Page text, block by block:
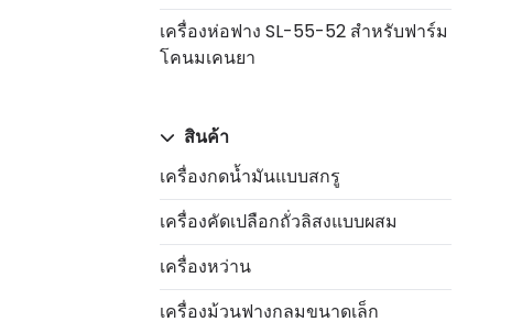
เครื่องห่อฟาง SL-55-52 สำหรับฟาร์ม
โคนมเคนยา
สินค้า
เครื่องกดน้ำมันแบบสกรู
เครื่องคัดเปลือกถั่วลิสงแบบผสม
เครื่องหว่าน
เครื่องม้วนฟางกลมขนาดเล็ก